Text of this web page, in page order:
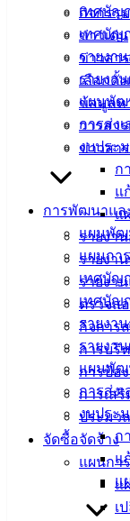
เทศบัญ
เทศบัญ
รายงา
รายงา
แผนพัฒ
การส่ง
งบประ
ก
แ
แ
รายงา
รายงา
รายงา
ตรวจส
กิจการ
การบริ
การป้อ
การเส
ประมว
จัดซื้อจัดจ้าง
แผนกา
แ
เ
กิจกรร
ข่าวเด่น
ข่าวสา
เลือกตั้ง
ข้อมูลท
วารสา
ข่าวสา
การพัฒนาแล
แผนพัฒ
แผนกา
เทศบัญ
เทศบัญ
รายงา
รายงา
แผนพัฒ
การส่ง
งบประ
ก
แ
แ
เทศบาล
เมืองอ่าง
สำนักงาน
เทศบาลเมือง
อ่างศิลา 90/338
ม.3 ต.เสม็ด
อ.เมือง จ.ชลบุรี